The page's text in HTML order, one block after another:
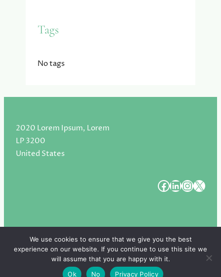
Tags
No tags
2020 Lorem Ipsum, Lorem
LP 3200
United States
####
Copyright 2025. All Rights Reserved.
We use cookies to ensure that we give you the best
experience on our website. If you continue to use this site we
will assume that you are happy with it.
Ok
No Privacy Policy